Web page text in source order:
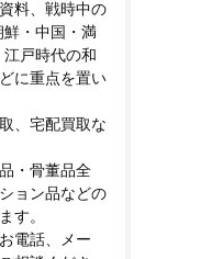
料、戦時中の
鮮・中国・満
戸時代の和
に重点を置い
、宅配買取な
・骨董品全
ョン品などの
す。
電話、メー